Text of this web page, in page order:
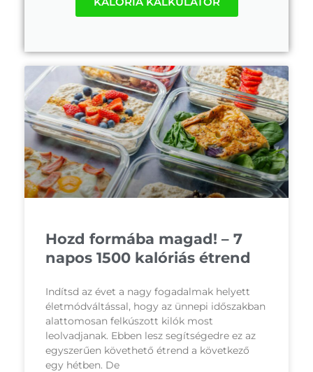
Hozd formába magad! – 7
napos 1500 kalóriás étrend
Indítsd az évet a nagy fogadalmak helyett
életmódváltással, hogy az ünnepi időszakban
alattomosan felkúszott kilók most
leolvadjanak. Ebben lesz segítségedre ez az
egyszerűen követhető étrend a következő
egy hétben. De